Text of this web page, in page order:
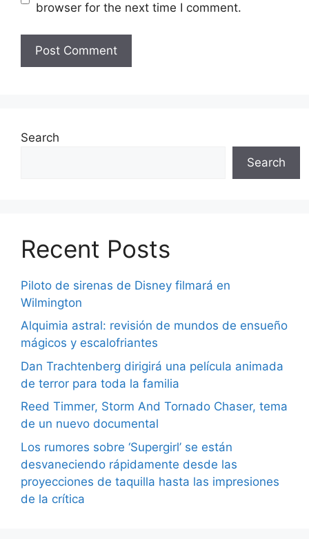
browser for the next time I comment.
Search
Search
Recent Posts
Piloto de sirenas de Disney filmará en
Wilmington
Alquimia astral: revisión de mundos de ensueño
mágicos y escalofriantes
Dan Trachtenberg dirigirá una película animada
de terror para toda la familia
Reed Timmer, Storm And Tornado Chaser, tema
de un nuevo documental
Los rumores sobre ‘Supergirl’ se están
desvaneciendo rápidamente desde las
proyecciones de taquilla hasta las impresiones
de la crítica